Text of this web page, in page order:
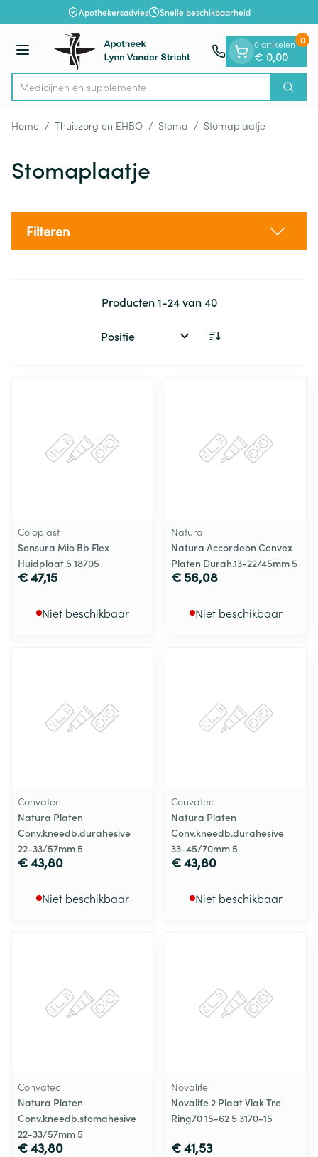
Ga naar de inhoudApothekersadvies Snelle beschikbaarheid
Menu
Product, merk, categorie...
Medicijn Zoek
0 artikelen
€ 0,00
0
Home / Thuiszorg en EHBO / Stoma / Stomaplaatje
Stomaplaatje
Filteren
Producten1-24van40
Sorteer op:
Coloplast
Sensura Mio Bb Flex
Huidplaat 5 18705
€ 47,15
Niet beschikbaar
Natura
Natura Accordeon Convex
Platen Durah.13-22/45mm 5
€ 56,08
Niet beschikbaar
Convatec
Natura Platen
Conv.kneedb.durahesive
22-33/57mm 5
€ 43,80
Niet beschikbaar
Convatec
Natura Platen
Conv.kneedb.durahesive
33-45/70mm 5
€ 43,80
Niet beschikbaar
Convatec
Natura Platen
Conv.kneedb.stomahesive
22-33/57mm 5
€ 43,80
Novalife
Novalife 2 Plaat Vlak Tre
Ring70 15-62 5 3170-15
€ 41,53